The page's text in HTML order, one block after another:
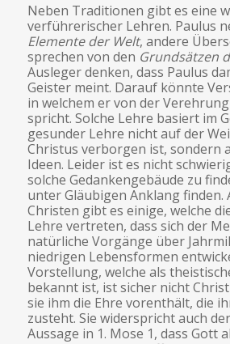
Neben Traditionen gibt es eine
verführerischer Lehren. Paulus
Elemente der Welt, andere
sprechen von den Grundsätzen
Ausleger denken, dass Paulus
Geister meint. Darauf könnte
in welchem er von der
spricht. Solche Lehre basiert im
gesunder Lehre nicht auf der
Christus verborgen ist, sondern
Ideen. Leider ist es nicht
solche Gedankengebäude zu
unter Gläubigen Anklang finden.
Christen gibt es einige, welche
Lehre vertreten, dass sich der
natürliche Vorgänge über
niedrigen Lebensformen
Vorstellung, welche als
bekannt ist, ist sicher nicht
sie ihm die Ehre vorenthält, die
zusteht. Sie widerspricht auch
Aussage in 1. Mose 1, dass Gott